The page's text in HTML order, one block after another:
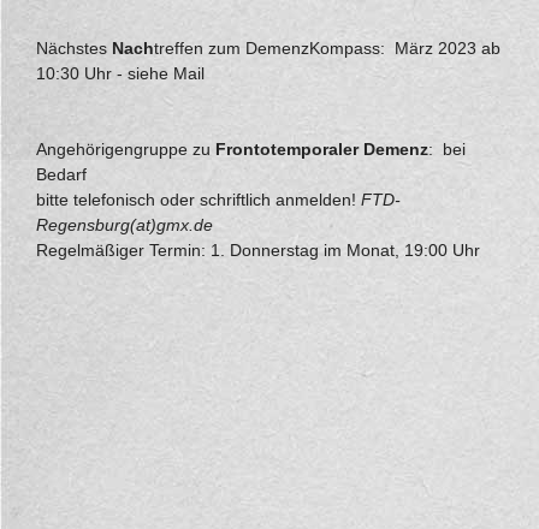
Nächstes Nachtreffen zum DemenzKompass: März 2023 ab
10:30 Uhr - siehe Mail
Angehörigengruppe zu Frontotemporaler Demenz: bei
Bedarf
bitte telefonisch oder schriftlich anmelden! FTD-
Regensburg(at)gmx.de
Regelmäßiger Termin: 1. Donnerstag im Monat, 19:00 Uhr